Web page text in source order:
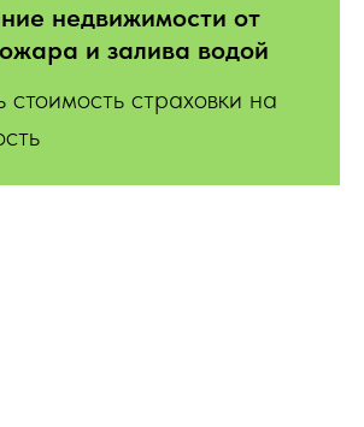
недвижимости от
и залива водой
стоимость страховки на